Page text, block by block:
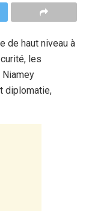
de haut niveau à
les
diplomatie,